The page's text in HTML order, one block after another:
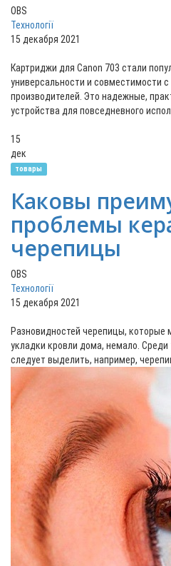
OBS
Технології
15 декабря 2021
Картриджи для Canon 703 стали
универсальности и совместимости
производителей. Это надежные,
устройства для повседневного
15
дек
товары
Каковы
проблемы
черепицы
OBS
Технології
15 декабря 2021
Разновидностей черепицы, которые
укладки кровли дома, немало.
следует выделить, например,